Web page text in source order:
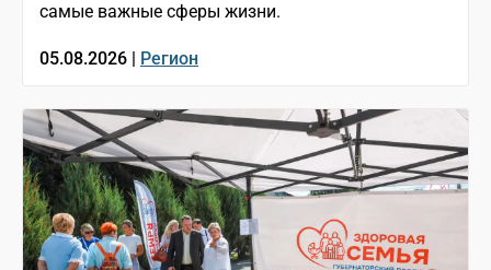
самые важные сферы жизни.
05.08.2026 | Регион